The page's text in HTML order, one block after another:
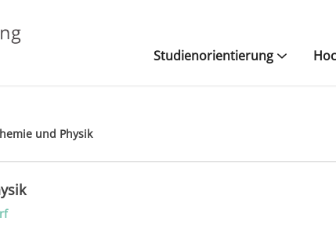
Studienorientierung
und Physik